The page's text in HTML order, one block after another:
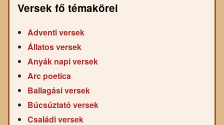
Versek fő témakörei
Adventi versek
Állatos versek
Anyák napi versek
Arc poetica
Ballagási versek
Búcsúztató versek
Családi versek